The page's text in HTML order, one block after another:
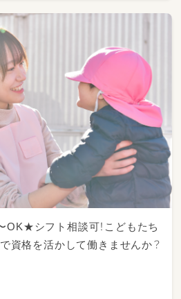
〜OK★シフト相談可！こどもたち
資格を活かして働きませんか？